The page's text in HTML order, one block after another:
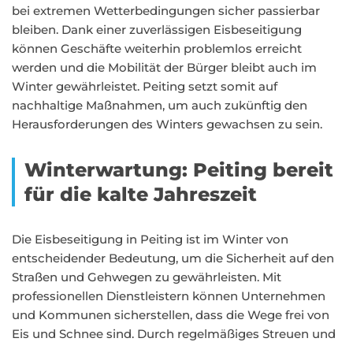
bei extremen Wetterbedingungen sicher passierbar
bleiben. Dank einer zuverlässigen Eisbeseitigung
können Geschäfte weiterhin problemlos erreicht
werden und die Mobilität der Bürger bleibt auch im
Winter gewährleistet. Peiting setzt somit auf
nachhaltige Maßnahmen, um auch zukünftig den
Herausforderungen des Winters gewachsen zu sein.
Winterwartung: Peiting bereit
für die kalte Jahreszeit
Die Eisbeseitigung in Peiting ist im Winter von
entscheidender Bedeutung, um die Sicherheit auf den
Straßen und Gehwegen zu gewährleisten. Mit
professionellen Dienstleistern können Unternehmen
und Kommunen sicherstellen, dass die Wege frei von
Eis und Schnee sind. Durch regelmäßiges Streuen und